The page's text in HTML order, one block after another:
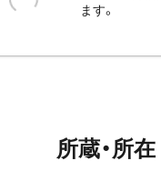
ます。
所蔵・所在